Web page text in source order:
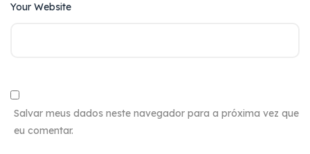
Your Website
Salvar meus dados neste navegador para a próxima vez que
eu comentar.